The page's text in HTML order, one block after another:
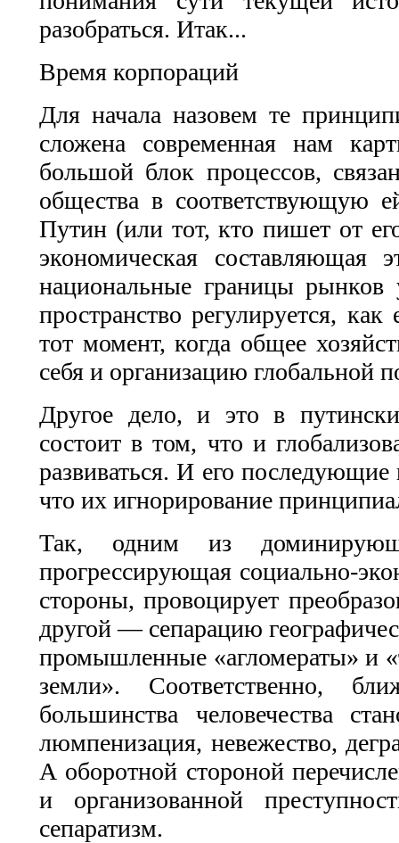
разобраться. Итак...
Время корпораций
Для начала назовем те
сложена современная нам
большой блок процессов,
общества в соответствующую
Путин (или тот, кто пишет от
экономическая составляющая
национальные границы рынков
пространство регулируется,
тот момент, когда общее
себя и организацию глобальной
Другое дело, и это в
состоит в том, что и
развиваться. И его
что их игнорирование
Так, одним из
прогрессирующая социально-
стороны, провоцирует
другой — сепарацию
промышленные «агломераты» и
земли». Соответственно,
большинства человечества
люмпенизация, невежество,
А оборотной стороной
и организованной
сепаратизм.